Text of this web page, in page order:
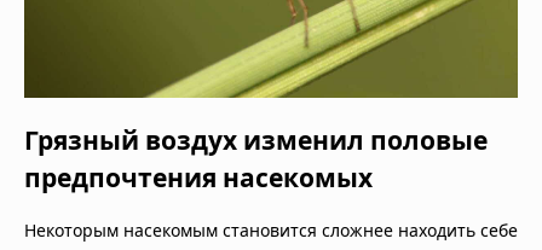
Грязный воздух изменил половые
предпочтения насекомых
Некоторым насекомым становится сложнее находить себе